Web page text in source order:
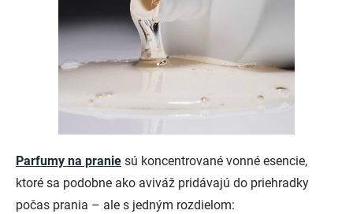
Parfumy na pranie sú koncentrované vonné esencie,
ktoré sa podobne ako aviváž pridávajú do priehradky
počas prania – ale s jedným rozdielom: